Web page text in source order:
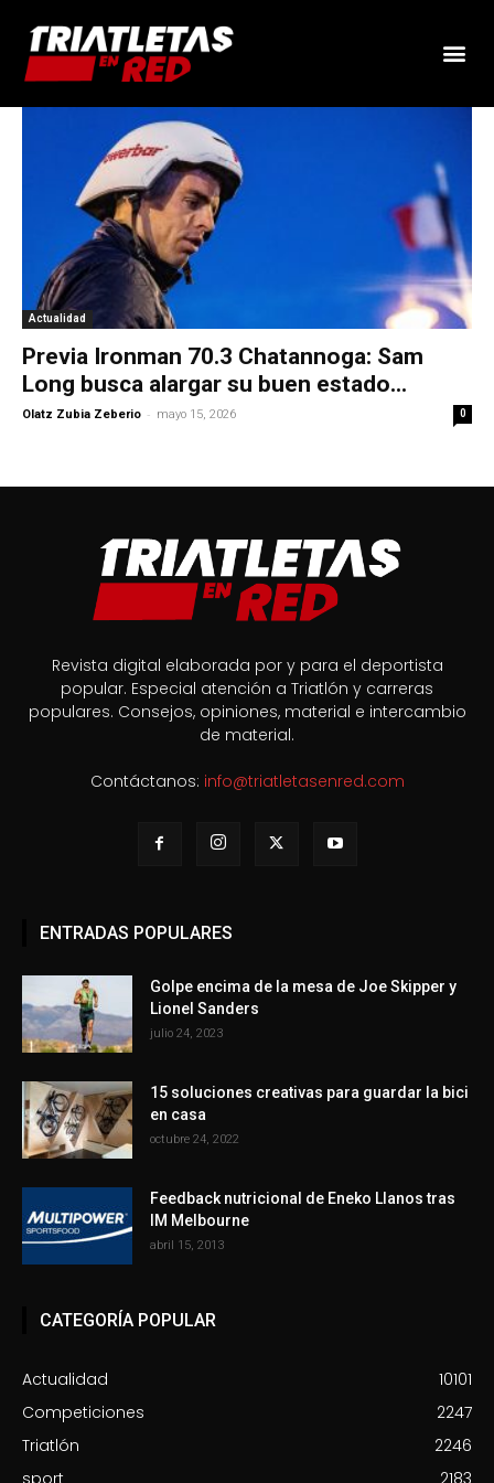
Actualidad
Previa Ironman 70.3 Chatannoga: Sam
Long busca alargar su buen estado...
Olatz Zubia Zeberio - mayo 15, 2026 0
Revista digital elaborada por y para el deportista
popular. Especial atención a Triatlón y carreras
populares. Consejos, opiniones, material e intercambio
de material.
Contáctanos: info@triatletasenred.com
ENTRADAS POPULARES
Golpe encima de la mesa de Joe Skipper y
Lionel Sanders
julio 24, 2023
15 soluciones creativas para guardar la bici
en casa
octubre 24, 2022
Feedback nutricional de Eneko Llanos tras
IM Melbourne
abril 15, 2013
CATEGORÍA POPULAR
Actualidad
10101
Competiciones
2247
Triatlón
2246
sport
2183